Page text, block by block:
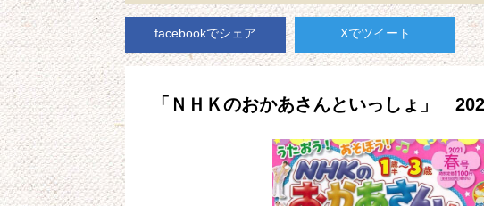
facebookでシェア Xでツイート
「ＮＨＫのおかあさんといっしょ」